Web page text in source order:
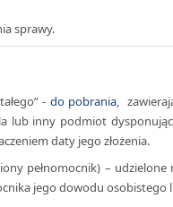
sprawy.
- do pobrania,
lub inny podmiot
daty jego złożenia.
pełnomocnik) – udzielone
jego dowodu osobistego